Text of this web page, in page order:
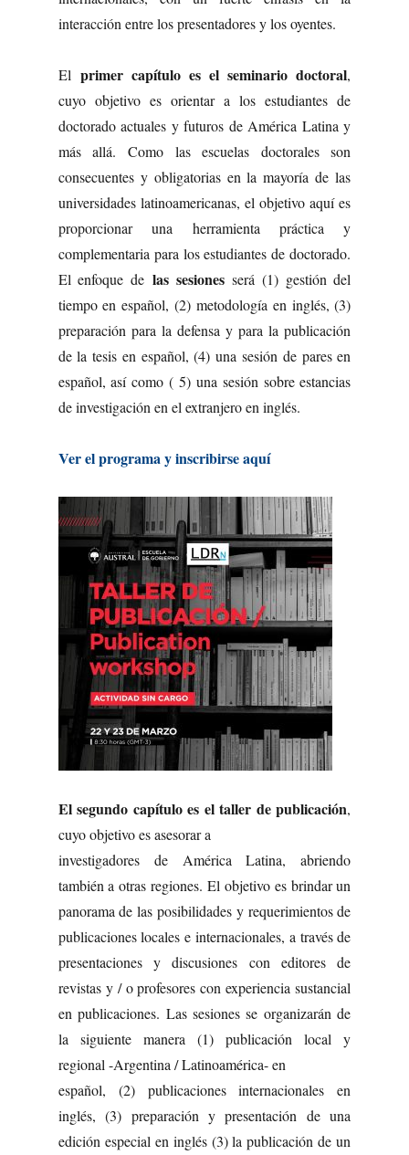
interacción entre los presentadores y los oyentes.
El primer capítulo es el seminario doctoral,
cuyo objetivo es orientar a los estudiantes de
doctorado actuales y futuros de América Latina y
más allá. Como las escuelas doctorales son
consecuentes y obligatorias en la mayoría de las
universidades latinoamericanas, el objetivo aquí es
proporcionar una herramienta práctica y
complementaria para los estudiantes de doctorado.
El enfoque de las sesionesserá (1) gestión del
tiempo en español, (2) metodología en inglés, (3)
preparación para la defensa y para la publicación
de la tesis en español, (4) una sesión de pares en
español, así como ( 5) una sesión sobre estancias
de investigación en el extranjero en inglés.
Ver el programa y inscribirse aquí
El segundo capítulo es el taller de publicación,
cuyo objetivo es asesorar a
investigadores de América Latina, abriendo
también a otras regiones. El objetivo es brindar un
panorama de las posibilidades y requerimientos de
publicaciones locales e internacionales, a través de
presentaciones y discusiones con editores de
revistas y / o profesores con experiencia sustancial
en publicaciones. Las sesiones se organizarán de
la siguiente manera (1) publicación local y
regional -Argentina / Latinoamérica- en
español, (2) publicaciones internacionales en
inglés, (3) preparación y presentación de una
edición especial en inglés (3) la publicación de un